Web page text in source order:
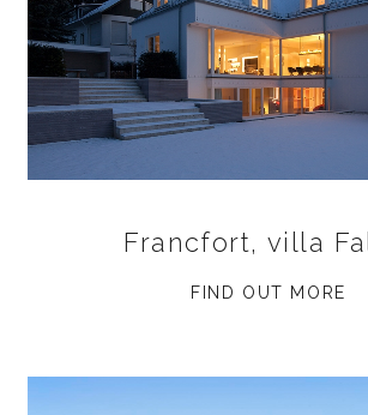
Francfort, villa
FIND OUT MORE